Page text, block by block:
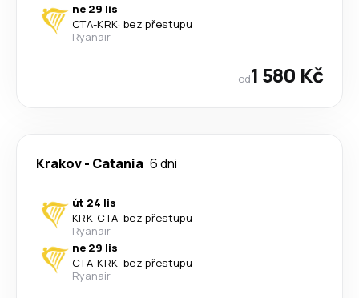
ne 29 lis
CTA-KRK· bez přestupu
Ryanair
od1 580 Kč
Krakov- Catania 6 dni
út 24 lis
KRK-CTA· bez přestupu
Ryanair
ne 29 lis
CTA-KRK· bez přestupu
Ryanair